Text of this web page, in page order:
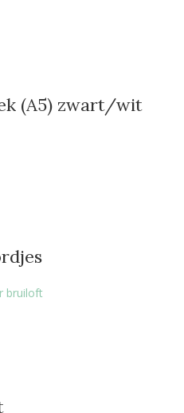
(A5) zwart/wit
bruiloft